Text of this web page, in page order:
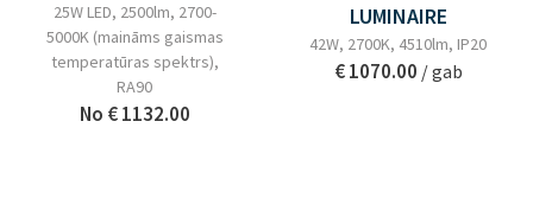
25W LED, 2500lm, 2700-
5000K (maināms gaismas
temperatūras spektrs),
RA90
No € 1132.00
LUMINAIRE
42W, 2700K, 4510lm, IP20
€ 1070.00 / gab